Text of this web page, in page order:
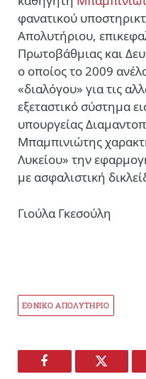
φανατικού
Απολυτήριου,
Πρωτοβάθμιας και
ο οποίος το 2009
«διαλόγου» για τις
εξεταστικό σύστημα
υπουργείας
Μπαμπινιώτης
Λυκείου» την
με ασφαλιστική
Γιούλα Γκεσούλη
ΕΘΝΙΚΟ ΑΠΟΛΥΤΗΡΙΟ
Facebook Twitter